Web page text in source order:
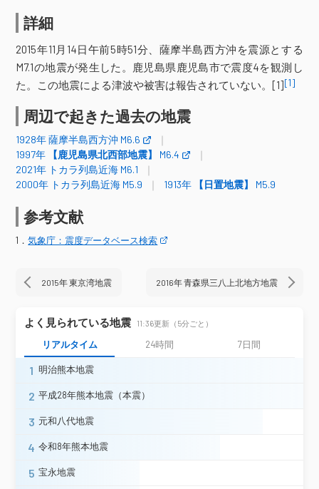
長崎県
平戸市岩の上町
平戸市鏡川町＊
平戸市生月町＊ 松浦市志佐町＊
東彼杵町蔵本＊ 長崎市野母町＊
長崎市神浦江川町＊ 諫早市森山町＊
南島原市西有家町＊
南島原市有家町＊
阿蘇市内牧＊
八代市千丁町＊ 宇城市小川町（旧２）＊
宇城市豊野町＊
熊本南区富合町＊
人吉市西間下町
多良木町上球磨消防署＊
上天草市大矢野町
宮崎県
日南市南郷町南町＊
えびの市加久藤＊
鹿児島市郡山＊
鹿児島市上谷口＊
枕崎市高見町
阿久根市鶴見町＊
鹿児島出水市緑町＊
指宿市山川新生町
長島町伊唐島＊
詳細
2015年11月14日午前5時51分、薩摩半島西方沖を震源とする
M7.1の地震が発生した。鹿児島県鹿児島市で震度4を観測し
た。この地震による津波や被害は報告されていない。[1][1]
周辺で起きた過去の地震
1928年 薩摩半島西方沖 M6.6
1997年
【鹿児島県北西部地震】
M6.4
2021年 トカラ列島近海 M6.1
2000年 トカラ列島近海 M5.9
1913年 【日置地震】 M5.9
参考文献
1．気象庁：震度データベース検索
2015年 東京湾地震 2016年 青森県三八上北地方地震
よく見られている地震 11:36更新（5分ごと）
リアルタイム 24時間 7日間
1 明治熊本地震
2 平成28年熊本地震（本震）
3 元和八代地震
4 令和8年熊本地震
5 宝永地震